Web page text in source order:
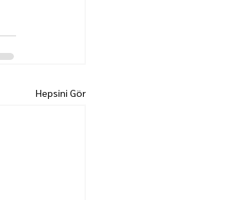
Hepsini Gör